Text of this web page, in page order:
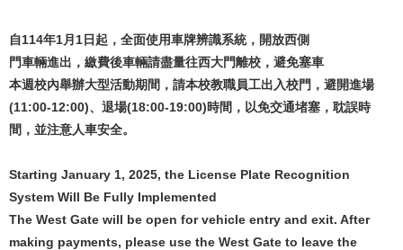
自114年1月1日起，全面使用車牌辨識系統，開放西側
門車輛進出，繳費後車輛請盡量往西大門離校，避免塞車
本週校內舉辦大型活動期間，請本校教職員工出入校門，避開進場
(11:00-12:00)、退場(18:00-19:00)時間，以免交通堵塞，耽誤時
間，並注意人車安全。
Starting January 1, 2025, the License Plate Recognition
System Will Be Fully Implemented
The West Gate will be open for vehicle entry and exit. After
making payments, please use the West Gate to leave the